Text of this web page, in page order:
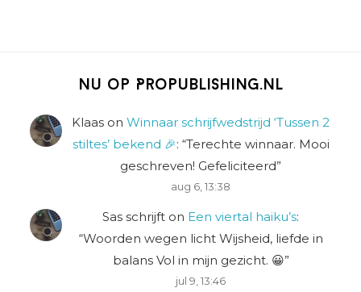
Nu op Propublishing.nl
Klaas on Winnaar schrijfwedstrijd ‘Tussen 2
stiltes’ bekend 🎉: “Terechte winnaar. Mooi
geschreven! Gefeliciteerd”
aug 6, 13:38
Sas schrijft on Een viertal haiku’s:
“Woorden wegen licht Wijsheid, liefde in
balans Vol in mijn gezicht. 😀”
jul 9, 13:46